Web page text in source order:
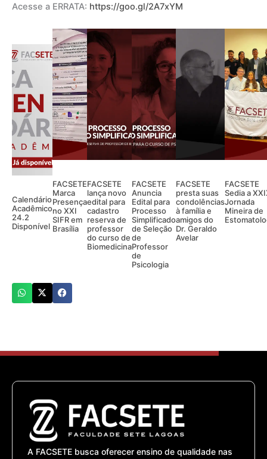
Acesse a ERRATA: https://goo.gl/2A7xYM
Calendário
Acadêmico
24.2
Disponível
FACSETE
Marca
Presença
no XXI
SIFR em
Brasília
FACSETE
lança novo
edital para
cadastro
reserva de
professor
do curso de
Biomedicina
FACSETE
Anuncia
Edital para
Processo
Simplificado
de Seleção
de
Professor
de
Psicologia
FACSETE
presta suas
condolências
à família e
amigos do
Dr. Geraldo
Avelar
FACSETE
Sedia a
Jornada
Mineira de
A FACSETE busca oferecer ensino de qualidade nas